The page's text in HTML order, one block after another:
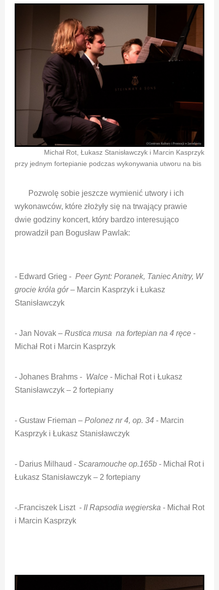
Michał Rot, Łukasz Stanisławczyk i Marcin Kasprzyk
przy jednym fortepianie podczas wykonywania utworu na bis
Pozwolę sobie jeszcze wymienić utwory i ich
wykonawców, które złożyły się na trwający prawie
dwie godziny koncert, który bardzo interesująco
prowadził pan Bogusław Pawlak:
- Edward Grieg - Peer Gynt: Poranek, Taniec Anitry, W
grocie króla gór– Marcin Kasprzyk i Łukasz
Stanisławczyk
- Jan Novak – Rustica musa na fortepian na 4 ręce -
Michał Rot i Marcin Kasprzyk
- Johanes Brahms - Walce - Michał Rot i Łukasz
Stanisławczyk – 2 fortepiany
- Gustaw Frieman – Polonez nr 4, op. 34 - Marcin
Kasprzyk i Łukasz Stanisławczyk
- Darius Milhaud - Scaramouche op.165b - Michał Rot i
Łukasz Stanisławczyk – 2 fortepiany
-.Franciszek Liszt - II Rapsodia węgierska - Michał Rot
i Marcin Kasprzyk